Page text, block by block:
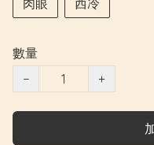
肉眼
西冷
數量
−
+